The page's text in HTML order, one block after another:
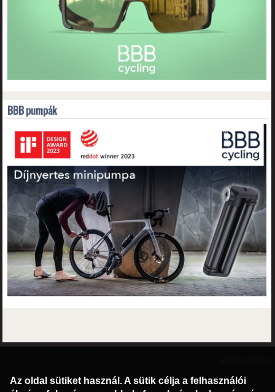
BBB pumpák
©2016 Radburg Kft.
Az oldal sütiket használ. A sütik célja a felhasználói